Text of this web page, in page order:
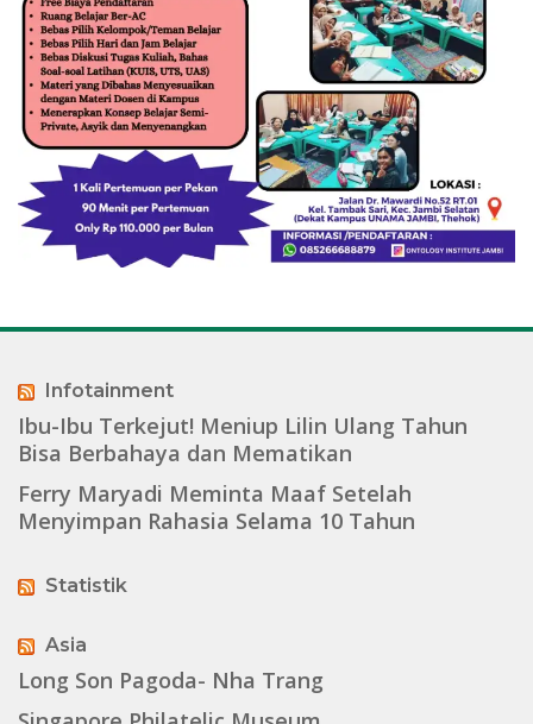
Infotainment
Ibu-Ibu Terkejut! Meniup Lilin Ulang Tahun
Bisa Berbahaya dan Mematikan
Ferry Maryadi Meminta Maaf Setelah
Menyimpan Rahasia Selama 10 Tahun
Statistik
Asia
Long Son Pagoda- Nha Trang